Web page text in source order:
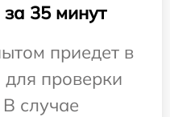
35 минут
приедет в
проверки
В случае